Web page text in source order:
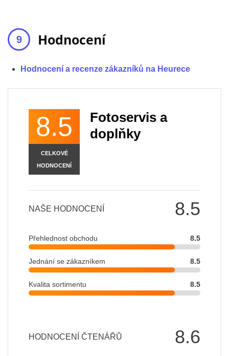
Hodnocení
Hodnocení a recenze zákazníků na Heurece
8.5
CELKOVÉ
HODNOCENÍ
Fotoservis a
doplňky
8.5
NAŠE HODNOCENÍ
Přehlednost obchodu 8.5
Jednání se zákazníkem 8.5
Kvalita sortimentu 8.5
8.6
HODNOCENÍ ČTENÁŘŮ